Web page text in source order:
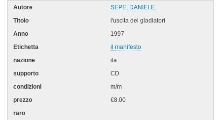
SEPE, DANIELE
l'uscita dei gladiatori
1997
il manifesto
ita
CD
m/m
€8.00